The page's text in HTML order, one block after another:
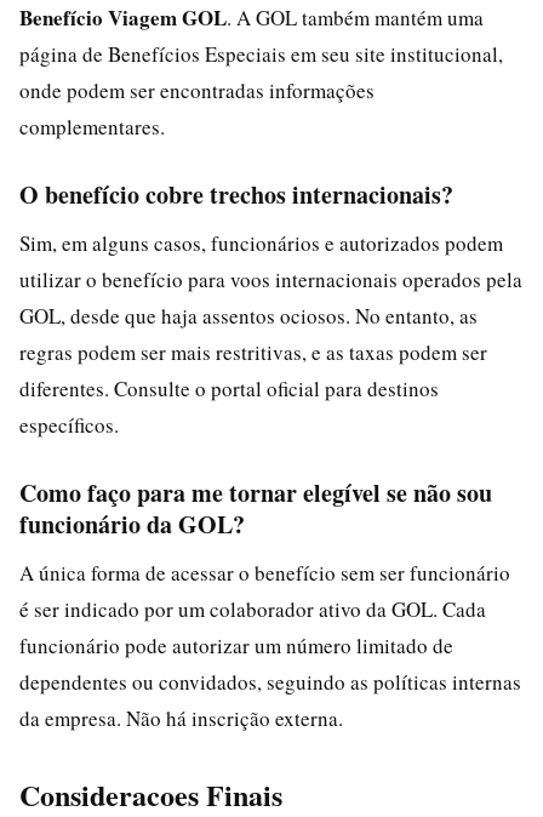
Benefício Viagem GOL. A GOL também mantém uma
página de Benefícios Especiais em seu site institucional,
onde podem ser encontradas informações
complementares.
O benefício cobre trechos internacionais?
Sim, em alguns casos, funcionários e autorizados podem
utilizar o benefício para voos internacionais operados pela
GOL, desde que haja assentos ociosos. No entanto, as
regras podem ser mais restritivas, e as taxas podem ser
diferentes. Consulte o portal oficial para destinos
específicos.
Como faço para me tornar elegível se não sou
funcionário da GOL?
A única forma de acessar o benefício sem ser funcionário
é ser indicado por um colaborador ativo da GOL. Cada
funcionário pode autorizar um número limitado de
dependentes ou convidados, seguindo as políticas internas
da empresa. Não há inscrição externa.
Consideracoes Finais